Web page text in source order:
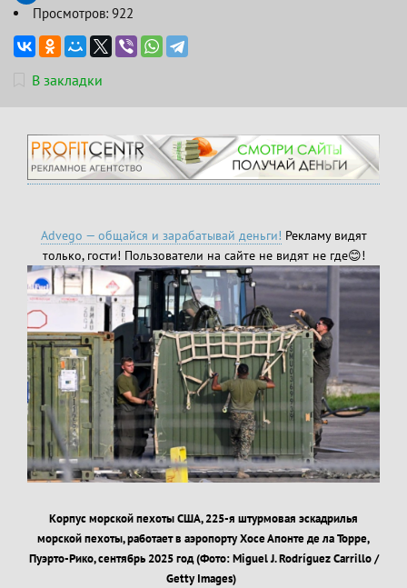
Просмотров: 922
В закладки
Advego — общайся и зарабатывай деньги! Рекламу видят
только, гости! Пользователи на сайте не видят не где😊!
Корпус морской пехоты США, 225-я штурмовая эскадрилья
морской пехоты, работает в аэропорту Хосе Апонте де ла Торре,
Пуэрто-Рико, сентябрь 2025 год (Фото: Miguel J. Rodríguez Carrillo /
Getty Images)